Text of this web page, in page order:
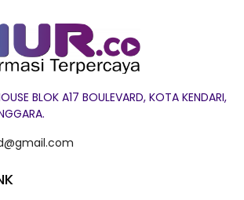
BLOK A17 BOULEVARD, KOTA KENDARI,